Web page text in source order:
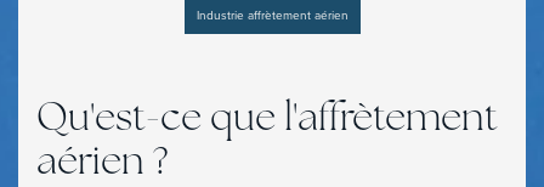
Industrie affrètement aérien
Qu'est-ce que l'affrètement
aérien ?